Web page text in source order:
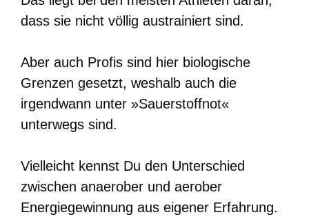
dass sie nicht völlig austrainiert sind.
Aber auch Profis sind hier biologische
Grenzen gesetzt, weshalb auch die
irgendwann unter »Sauerstoffnot«
unterwegs sind.
Vielleicht kennst Du den Unterschied
zwischen anaerober und aerober
Energiegewinnung aus eigener Erfahrung.